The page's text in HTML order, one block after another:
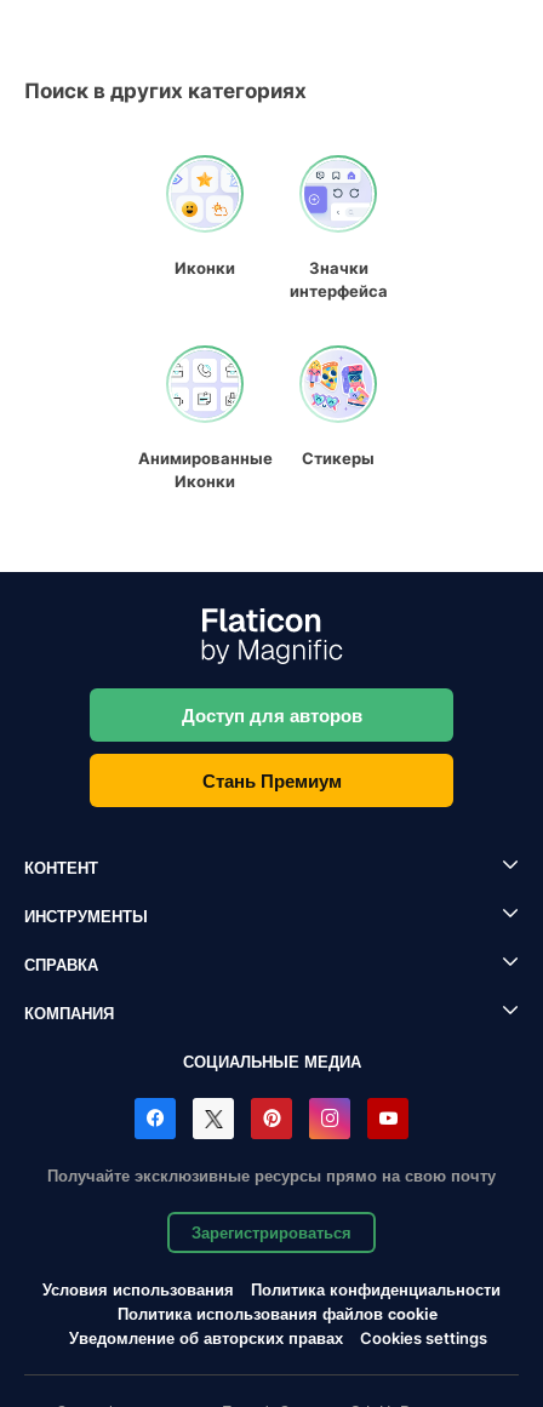
Поиск в других категориях
Иконки
Значки
интерфейса
Анимированные
Иконки
Стикеры
Доступ для авторов
Стань Премиум
КОНТЕНТ
ИНСТРУМЕНТЫ
СПРАВКА
КОМПАНИЯ
СОЦИАЛЬНЫЕ МЕДИА
Получайте эксклюзивные ресурсы прямо на свою почту
Зарегистрироваться
Условия использования
Политика конфиденциальности
Политика использования файлов cookie
Уведомление об авторских правах
Cookies settings